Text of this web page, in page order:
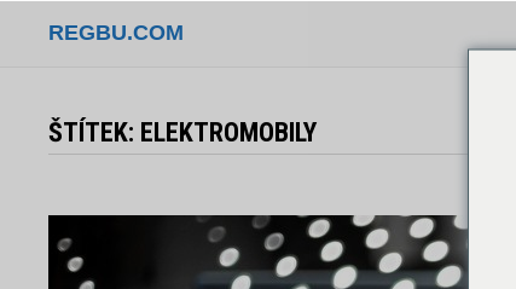
REGBU.COM
ŠTÍTEK: ELEKTROMOBILY